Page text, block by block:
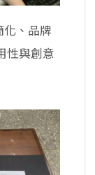
化、品牌
性與創意